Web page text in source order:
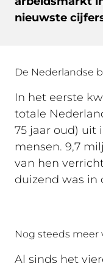
nieuwste
De Nederlandse
In het eerste
totale
75 jaar oud) uit
mensen. 9,7
van hen
duizend was in
Nog steeds meer
Al sinds het